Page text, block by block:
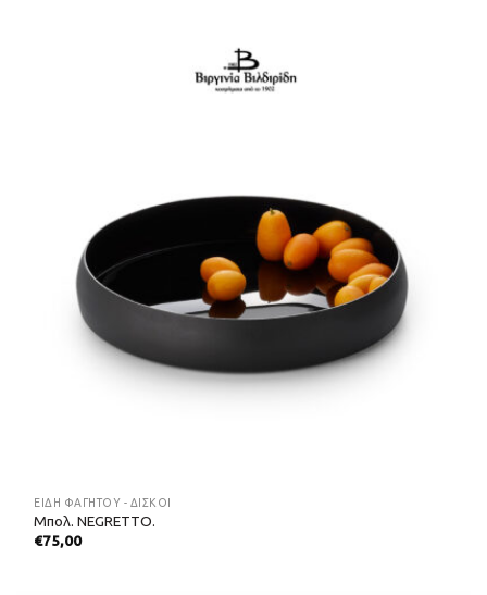
ΕΊΔΗ ΦΑΓΗΤΟΎ - ΔΊΣΚΟΙ
Μπολ. NEGRETTO.
€75,00